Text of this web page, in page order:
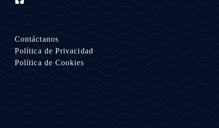
Contáctanos
Política de Privacidad
Política de Cookies